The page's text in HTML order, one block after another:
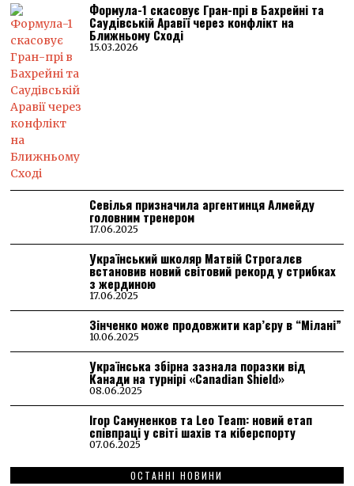
Формула-1 скасовує Гран-прі в Бахрейні та
Саудівській Аравії через конфлікт на
Ближньому Сході
15.03.2026
Севілья призначила аргентинця Алмейду
головним тренером
17.06.2025
Український школяр Матвій Строгалєв
встановив новий світовий рекорд у стрибках
з жердиною
17.06.2025
Зінченко може продовжити кар’єру в “Мілані”
10.06.2025
Українська збірна зазнала поразки від
Канади на турнірі «Canadian Shield»
08.06.2025
Ігор Самуненков та Leo Team: новий етап
співпраці у світі шахів та кіберспорту
07.06.2025
ОСТАННІ НОВИНИ